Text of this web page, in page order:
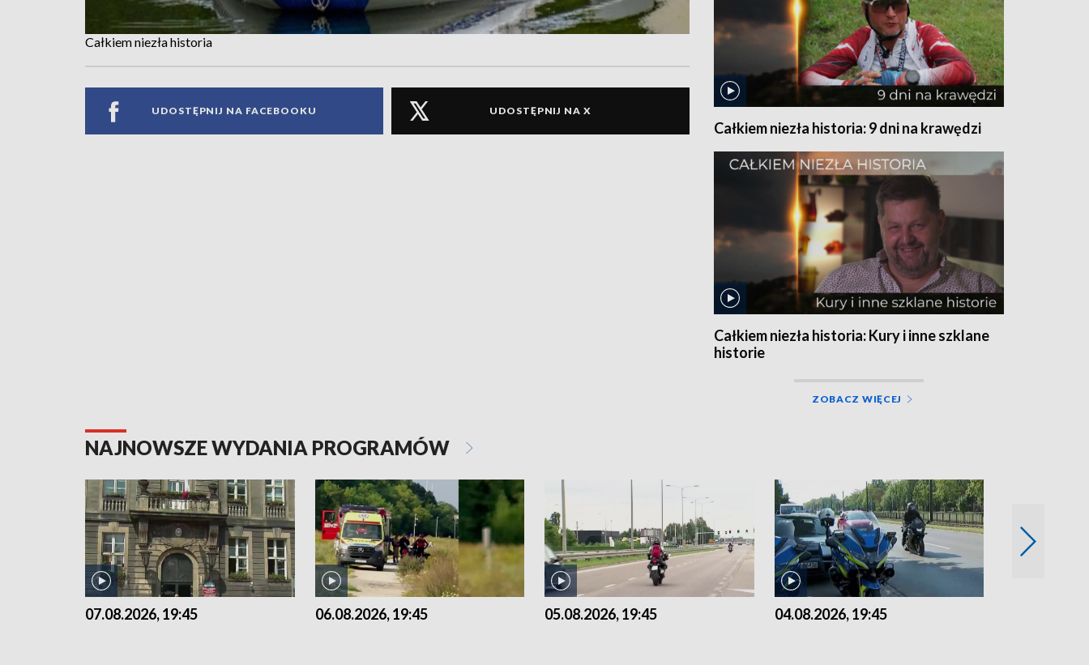
Całkiem niezła historia
UDOSTĘPNIJ NA FACEBOOKU UDOSTĘPNIJ NA X
Całkiem niezła historia: 9 dni na krawędzi
Całkiem niezła historia: Kury i inne szklane
historie
ZOBACZ WIĘCEJ
NAJNOWSZE WYDANIA PROGRAMÓW
07.08.2026, 19:45 06.08.2026, 19:45 05.08.2026, 19:45 04.08.2026, 19:45